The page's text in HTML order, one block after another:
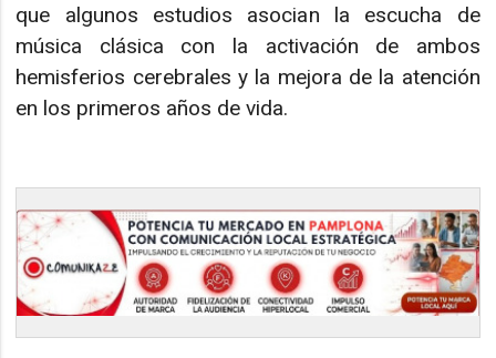
que algunos estudios asocian la escucha de
música clásica con la activación de ambos
hemisferios cerebrales y la mejora de la atención
en los primeros años de vida.